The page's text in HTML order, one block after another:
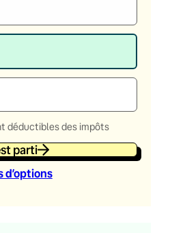
déductibles des impôts
parti
d’options